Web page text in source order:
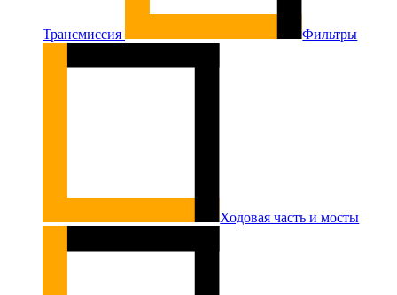
Трансмиссия Фильтры
Ходовая часть и мосты